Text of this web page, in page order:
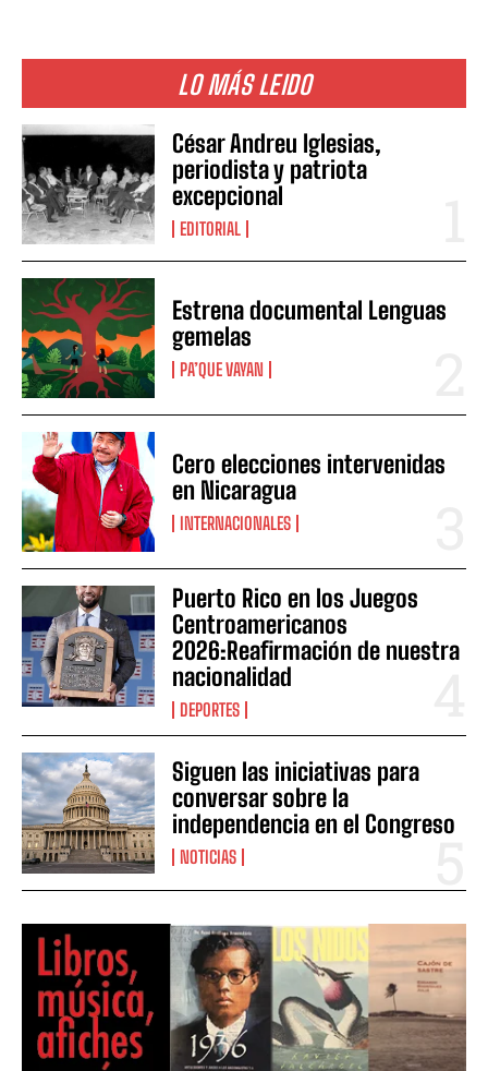
LO MÁS LEIDO
César Andreu Iglesias,
periodista y patriota
excepcional
EDITORIAL
Estrena documental Lenguas
gemelas
PA’QUE VAYAN
Cero elecciones intervenidas
en Nicaragua
INTERNACIONALES
Puerto Rico en los Juegos
Centroamericanos
2026:Reafirmación de nuestra
nacionalidad
DEPORTES
Siguen las iniciativas para
conversar sobre la
independencia en el Congreso
NOTICIAS